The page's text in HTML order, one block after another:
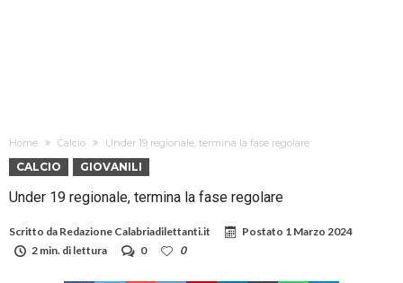
Home Calcio Under 19 regionale, termina la fase regolare
CALCIO GIOVANILI
Under 19 regionale, termina la fase regolare
Scritto da Redazione Calabriadilettanti.it Postato 1 Marzo 2024
2 min. di lettura
0 0